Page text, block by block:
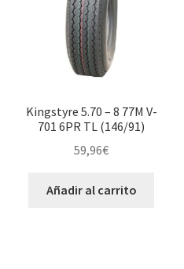
Kingstyre 5.70 – 8 77M V-
701 6PR TL (146/91)
59,96€
Añadir al carrito